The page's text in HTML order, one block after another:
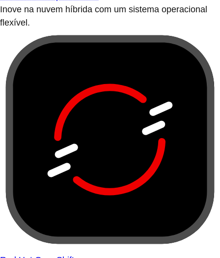
Inove na nuvem híbrida com um sistema operacional
flexível.